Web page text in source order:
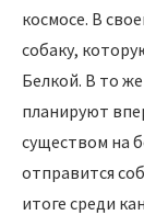
космосе. В
собаку,
Белкой. В то
планируют
существом на
отправится
итоге среди